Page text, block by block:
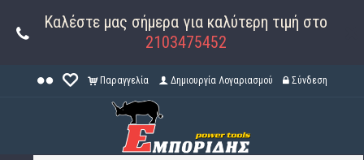
Καλέστε μας σήμερα για καλύτερη τιμή στο
2103475452
Παραγγελία Δημιουργία Λογαριασμού Σύνδεση